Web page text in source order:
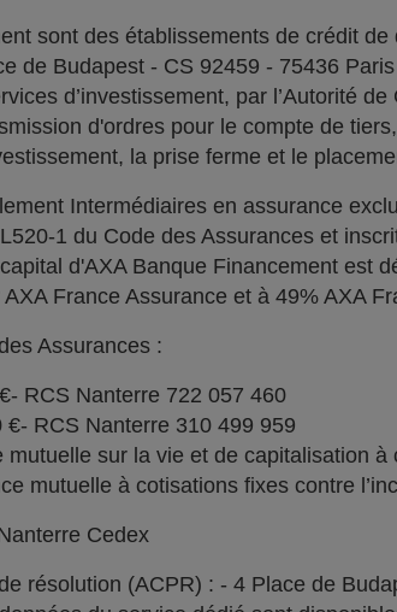
sont des établissements de crédit
de Budapest - CS 92459 - 75436
d’investissement, par l’Autorité
d'ordres pour le compte de
la prise ferme et le
Intermédiaires en assurance
1 du Code des Assurances et
d'AXA Banque Financement est
France Assurance et à 49% AXA
Assurances :
RCS Nanterre 722 057 460
RCS Nanterre 310 499 959
sur la vie et de capitalisation
mutuelle à cotisations fixes contre
Cedex
résolution (ACPR) : - 4 Place de